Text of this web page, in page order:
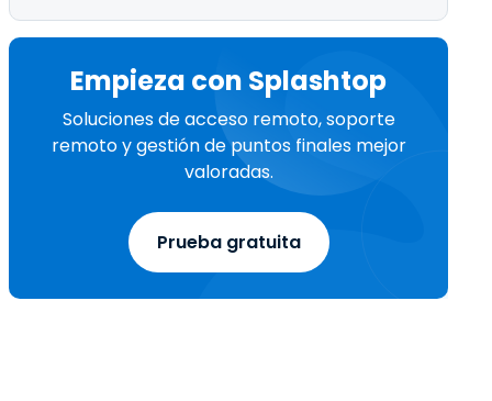
Empieza con Splashtop
Soluciones de acceso remoto, soporte
remoto y gestión de puntos finales mejor
valoradas.
Prueba gratuita